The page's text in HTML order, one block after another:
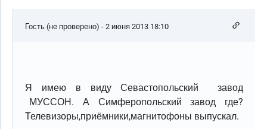
Гость (не проверено) - 2 июня 2013 18:10
Я имею в виду Севастопольский завод
МУССОН. А Симферопольский завод где?
Телевизоры,приёмники,магнитофоны выпускал.